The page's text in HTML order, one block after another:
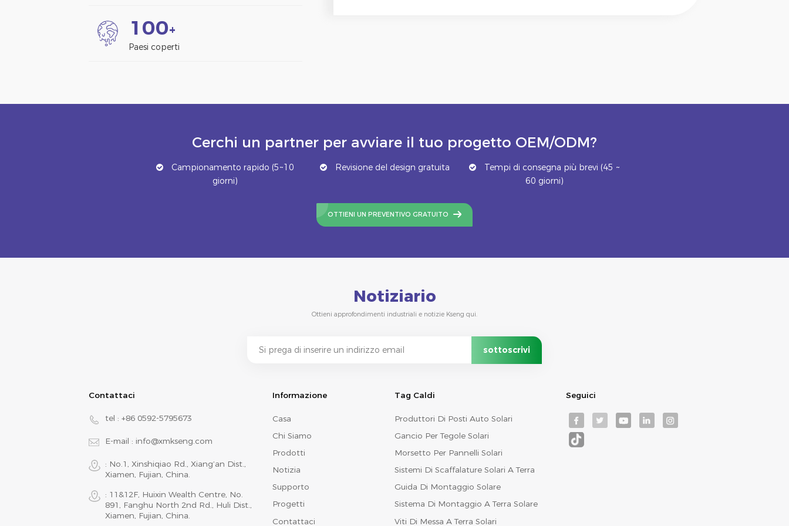
1 00+
Paesi coperti
Cerchi un partner per avviare il tuo progetto OEM/ODM?
Campionamento rapido (5~10
giorni)
Revisione del design gratuita
Tempi di consegna più brevi (45 ~
60 giorni)
OTTIENI UN PREVENTIVO GRATUITO
Notiziario
Ottieni approfondimenti industriali e notizie Kseng qui.
Contattaci
tel : +86 0592-5795673
E-mail : info@xmkseng.com
: No.1, Xinshiqiao Rd., Xiang‘an Dist.,
Xiamen, Fujian, China.
: 11&12F, Huixin Wealth Centre, No.
891, Fanghu North 2nd Rd., Huli Dist.,
Xiamen, Fujian, China.
Informazione
Casa
Chi Siamo
Prodotti
Notizia
Supporto
Progetti
Contattaci
Tag Caldi
Produttori Di Posti Auto Solari
Gancio Per Tegole Solari
Morsetto Per Pannelli Solari
Sistemi Di Scaffalature Solari A Terra
Guida Di Montaggio Solare
Sistema Di Montaggio A Terra Solare
Viti Di Messa A Terra Solari
Seguici